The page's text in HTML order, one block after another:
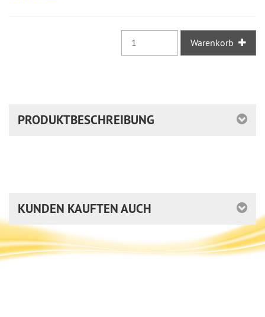
Warenkorb
PRODUKTBESCHREIBUNG
KUNDEN KAUFTEN AUCH